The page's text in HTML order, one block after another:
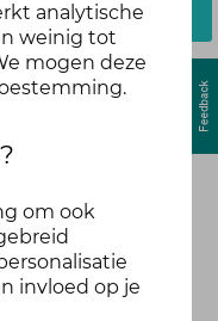
instellen.
analytische
weinig tot
mogen deze
om ook
invloed op je